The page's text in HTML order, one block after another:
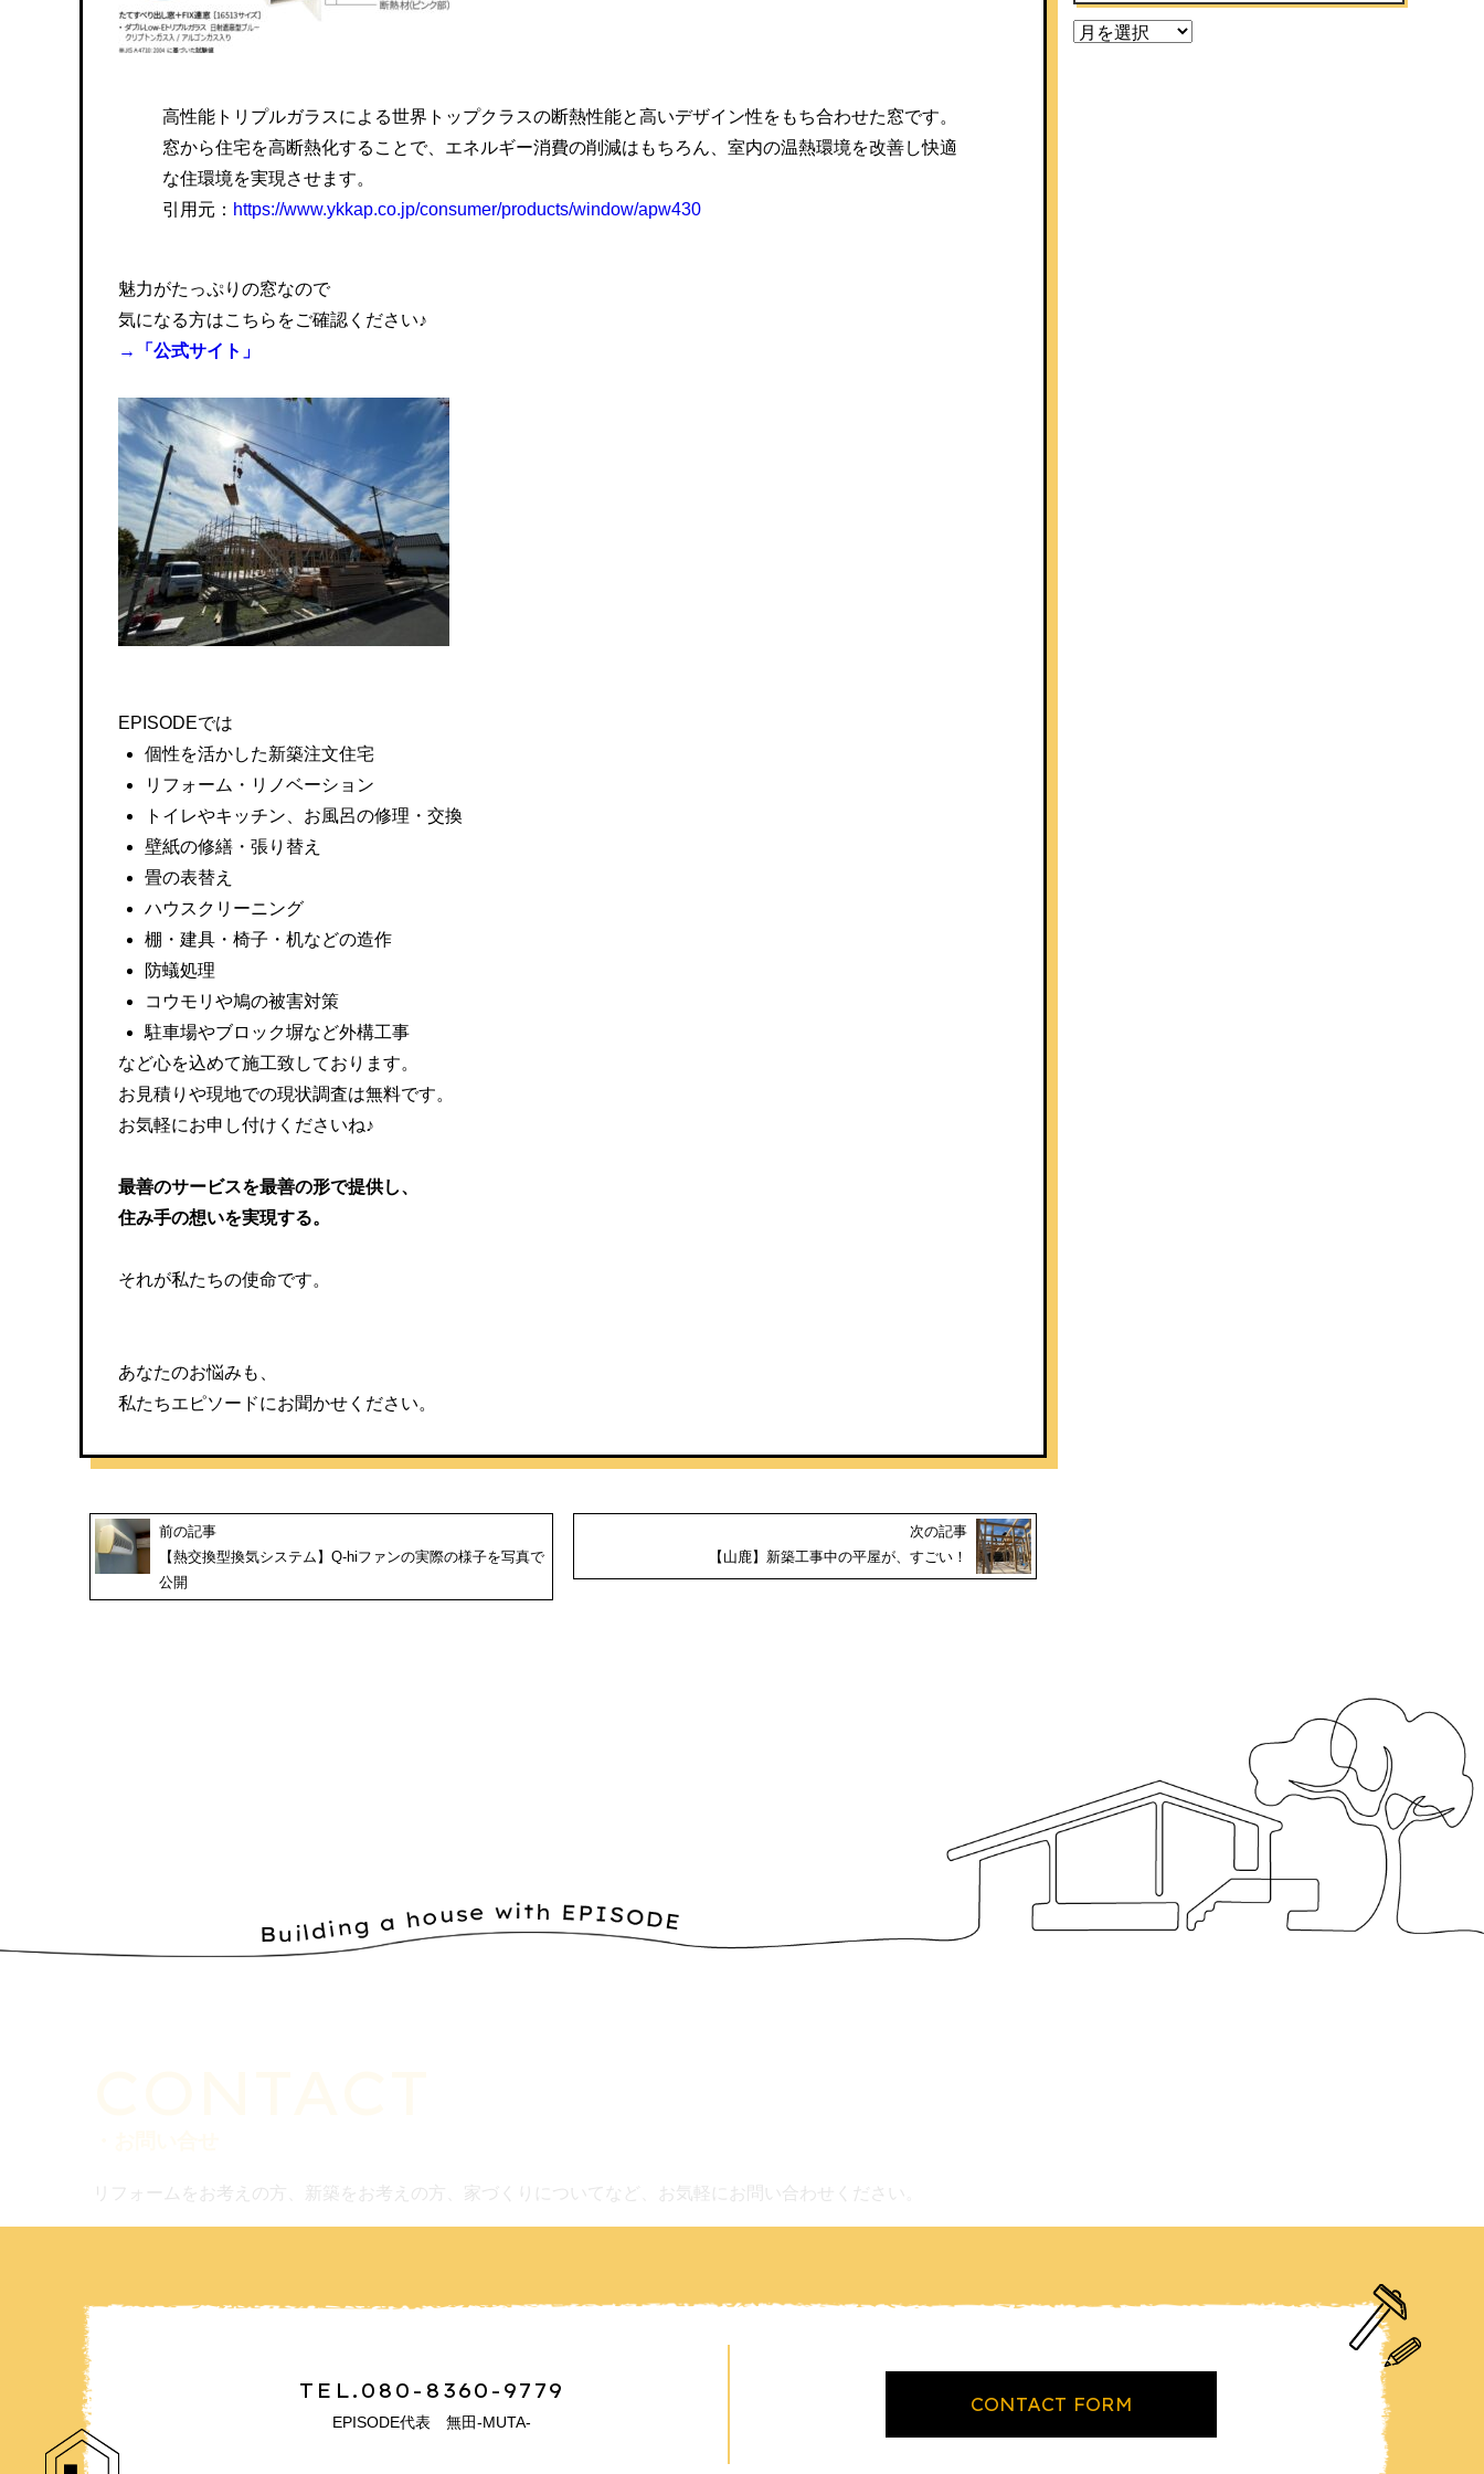
高性能トリプルガラスによる世界トップクラスの断熱性能と高いデザイン性をもち合わせた窓です。
窓から住宅を高断熱化することで、エネルギー消費の削減はもちろん、室内の温熱環境を改善し快適
な住環境を実現させます。
引用元： https://www.ykkap.co.jp/consumer/products/window/apw430
魅力がたっぷりの窓なので
気になる方はこちらをご確認ください♪
→「公式サイト」
EPISODEでは
個性を活かした新築注文住宅
リフォーム・リノベーション
トイレやキッチン、お風呂の修理・交換
壁紙の修繕・張り替え
畳の表替え
ハウスクリーニング
棚・建具・椅子・机などの造作
防蟻処理
コウモリや鳩の被害対策
駐車場やブロック塀など外構工事
など心を込めて施工致しております。
お見積りや現地での現状調査は無料です。
お気軽にお申し付けくださいね♪
最善のサービスを最善の形で提供し、
住み手の想いを実現する。
それが私たちの使命です。
あなたのお悩みも、
私たちエピソードにお聞かせください。
前の記事
【熱交換型換気システム】Q-hiファンの実際の様子を写真で
公開
次の記事
【山鹿】新築工事中の平屋が、すごい！
リフォームをお考えの方、新築をお考えの方、家づくりについてなど、お気軽にお問い合わせください。
TEL.080-8360-9779
EPISODE代表 無田-MUTA-
CONTACT FORM